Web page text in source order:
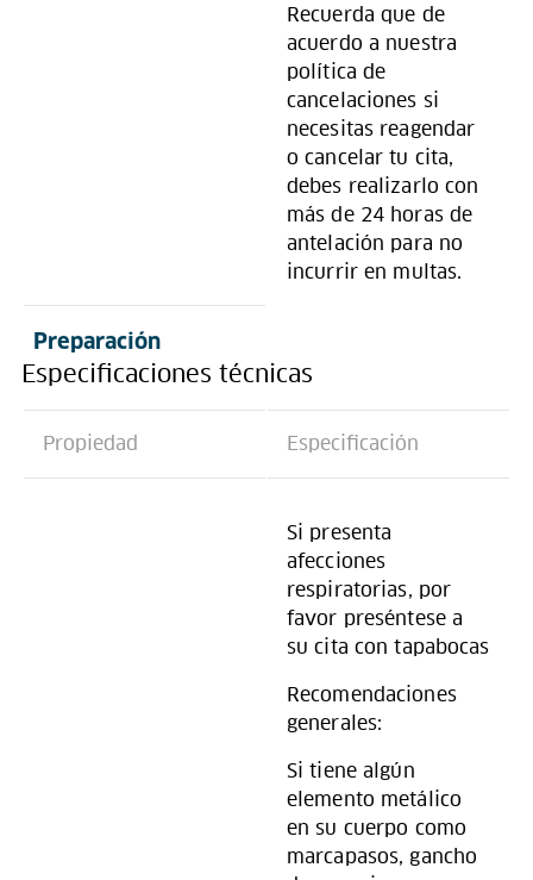
Recuerda que de
acuerdo a nuestra
política de
cancelaciones si
necesitas reagendar
o cancelar tu cita,
debes realizarlo con
más de 24 horas de
antelación para no
incurrir en multas.
Preparación
Especificaciones técnicas
Propiedad Especificación
Si presenta
afecciones
respiratorias, por
favor preséntese a
su cita con tapabocas
Recomendaciones
generales:
Si tiene algún
elemento metálico
en su cuerpo como
marcapasos, gancho